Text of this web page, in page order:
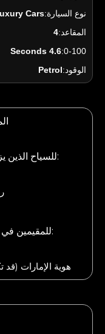
نوع السيارة:Cars
المقاعد:4
0-100:
4.6 Seconds
الوقود:Petrol
للسياح الذين يزورون الإمارات العربية المتحدة:
للمقيمين في دولة الإمارات العربية المتحدة:
هوية الإمارات (قد